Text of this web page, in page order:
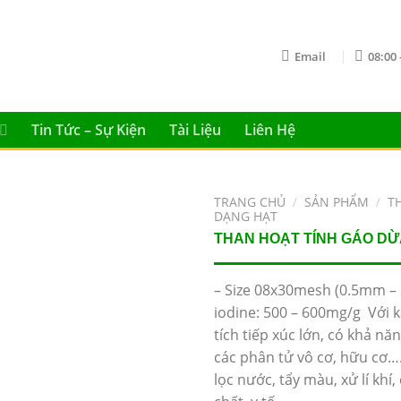
Email 08:00
Tin Tức – Sự Kiện Tài Liệu Liên Hệ
TRANG CHỦ / SẢN PHẨM /
DẠNG HẠT
THAN HOẠT TÍNH GÁO
– Size 08x30mesh (0.5mm
iodine: 500 – 600mg/g Với
tích tiếp xúc lớn, có khả
các phân tử vô cơ, hữu
lọc nước, tẩy màu, xử lí